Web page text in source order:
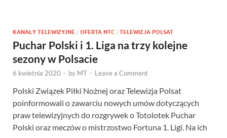
KANAŁY TELEWIZYJNE / OFERTA NTC / TELEWIZJA POLSAT
Puchar Polski i 1. Liga na trzy kolejne
sezony w Polsacie
6 kwietnia 2020 - by MT - Leave a Comment
Polski Związek Piłki Nożnej oraz Telewizja Polsat
poinformowali o zawarciu nowych umów dotyczących
praw telewizyjnych do rozgrywek o Totolotek Puchar
Polski oraz meczów o mistrzostwo Fortuna 1. Ligi. Na ich